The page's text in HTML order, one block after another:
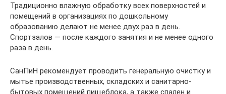
Традиционно влажную обработку всех поверхностей и
помещений в организациях по дошкольному
образованию делают не менее двух раз в день.
Спортзалов — после каждого занятия и не менее одного
раза в день.
СанПиН рекомендует проводить генеральную очистку и
мытье производственных, складских и санитарно-
бытовых помещений пищеблока, а также спален и